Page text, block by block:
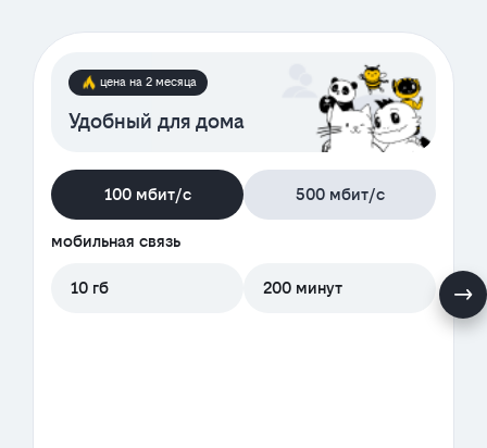
цена на 2 месяца
Удобный для дома
100 мбит/с 500 мбит/с
мобильная связь
10 гб 200 минут